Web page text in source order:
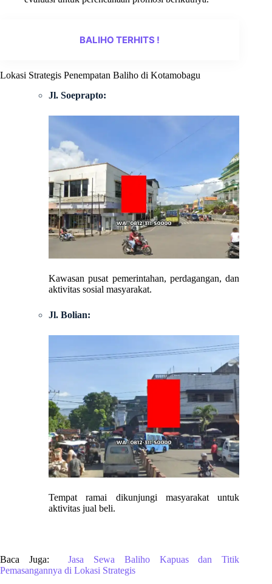
BALIHO TERHITS !
Lokasi Strategis Penempatan Baliho di Kotamobagu
Jl. Soeprapto:
Kawasan pusat pemerintahan, perdagangan, dan
aktivitas sosial masyarakat.
Jl. Bolian:
Tempat ramai dikunjungi masyarakat untuk
aktivitas jual beli.
Baca Juga:Jasa Sewa Baliho Kapuas dan Titik
Pemasangannya di Lokasi Strategis